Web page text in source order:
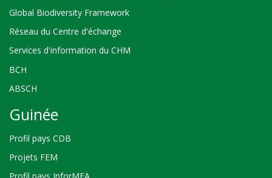
Global Biodiversity Framework
Réseau du Centre d'échange
Services d'information du CHM
BCH
ABSCH
Guinée
Profil pays CDB
Projets FEM